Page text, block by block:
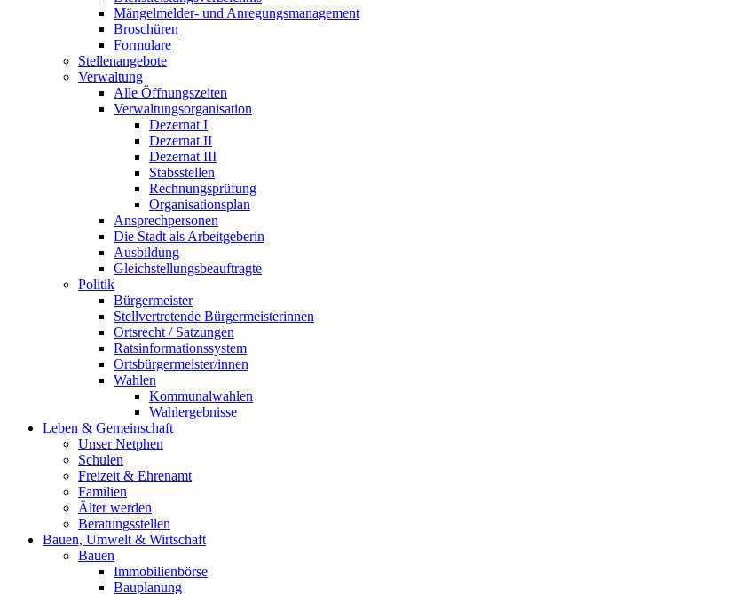
Mängelmelder- und Anregungsmanagement
Broschüren
Formulare
Stellenangebote
Verwaltung
Alle Öffnungszeiten
Verwaltungsorganisation
Dezernat I
Dezernat II
Dezernat III
Stabsstellen
Rechnungsprüfung
Organisationsplan
Ansprechpersonen
Die Stadt als Arbeitgeberin
Ausbildung
Gleichstellungsbeauftragte
Politik
Bürgermeister
Stellvertretende Bürgermeisterinnen
Ortsrecht / Satzungen
Ratsinformationssystem
Ortsbürgermeister/innen
Wahlen
Kommunalwahlen
Wahlergebnisse
Leben & Gemeinschaft
Unser Netphen
Schulen
Freizeit & Ehrenamt
Familien
Älter werden
Beratungsstellen
Bauen, Umwelt & Wirtschaft
Bauen
Immobilienbörse
Bauplanung